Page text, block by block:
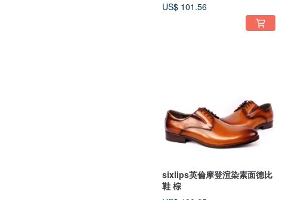
US$ 101.56
sixlips英倫摩登渲染素面德比
鞋 棕